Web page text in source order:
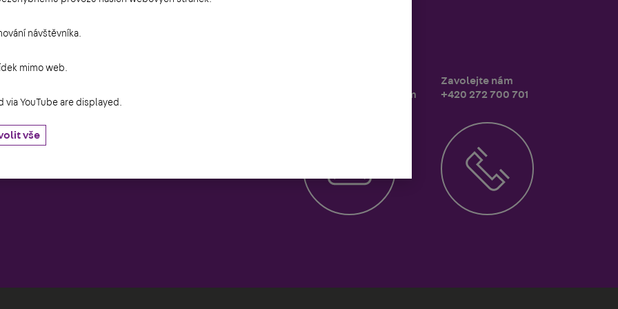
návštěvníka.
mimo web.
YouTube are displayed.
vše
s.r.o.
v Praze
info-cz@pohlcon.com
Zavolejte nám
+420 272 700 701